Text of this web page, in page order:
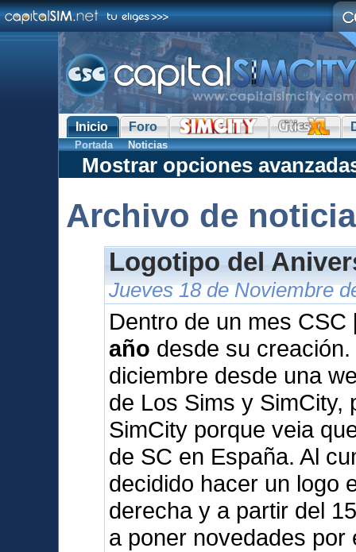
Inicio Foro
Portada Noticias
Mostrar opciones
Archivo de
Logotipo del
Jueves 18 de Noviembre
Dentro de un mes
año desde su
diciembre desde una
de Los Sims y SimCity,
SimCity porque veia
de SC en España. Al
decidido hacer un logo
derecha y a partir del
a poner novedades